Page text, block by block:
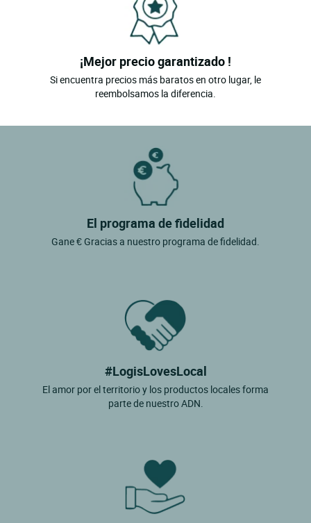
¡Mejor precio garantizado !
Si encuentra precios más baratos en otro lugar, le
reembolsamos la diferencia.
El programa de fidelidad
Gane € Gracias a nuestro programa de fidelidad.
#LogisLovesLocal
El amor por el territorio y los productos locales forma
parte de nuestro ADN.